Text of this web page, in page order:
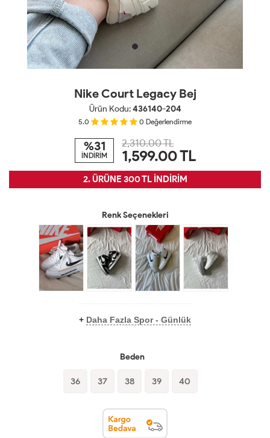
Nike Court Legacy Bej
Ürün Kodu:436140-204
5.0 0 Değerlendirme
%31
İNDİRİM
2,310.00 TL
1,599.00TL
2. ÜRÜNE 300 TL İNDİRİM
Renk Seçenekleri
+ Daha Fazla Spor - Günlük
Beden
36 37 38 39 40